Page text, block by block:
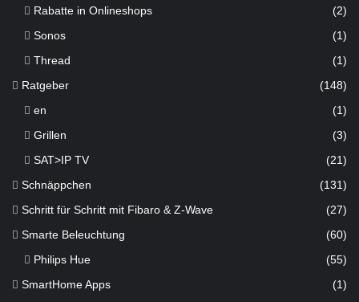
Rabatte in Onlineshops
(2)
Sonos
(1)
Thread
(1)
Ratgeber (148)
en
(1)
Grillen
(3)
SAT>IP TV
(21)
Schnäppchen (131)
Schritt für Schritt mit Fibaro & Z-Wave (27)
Smarte Beleuchtung (60)
Philips Hue (55)
SmartHome Apps (1)